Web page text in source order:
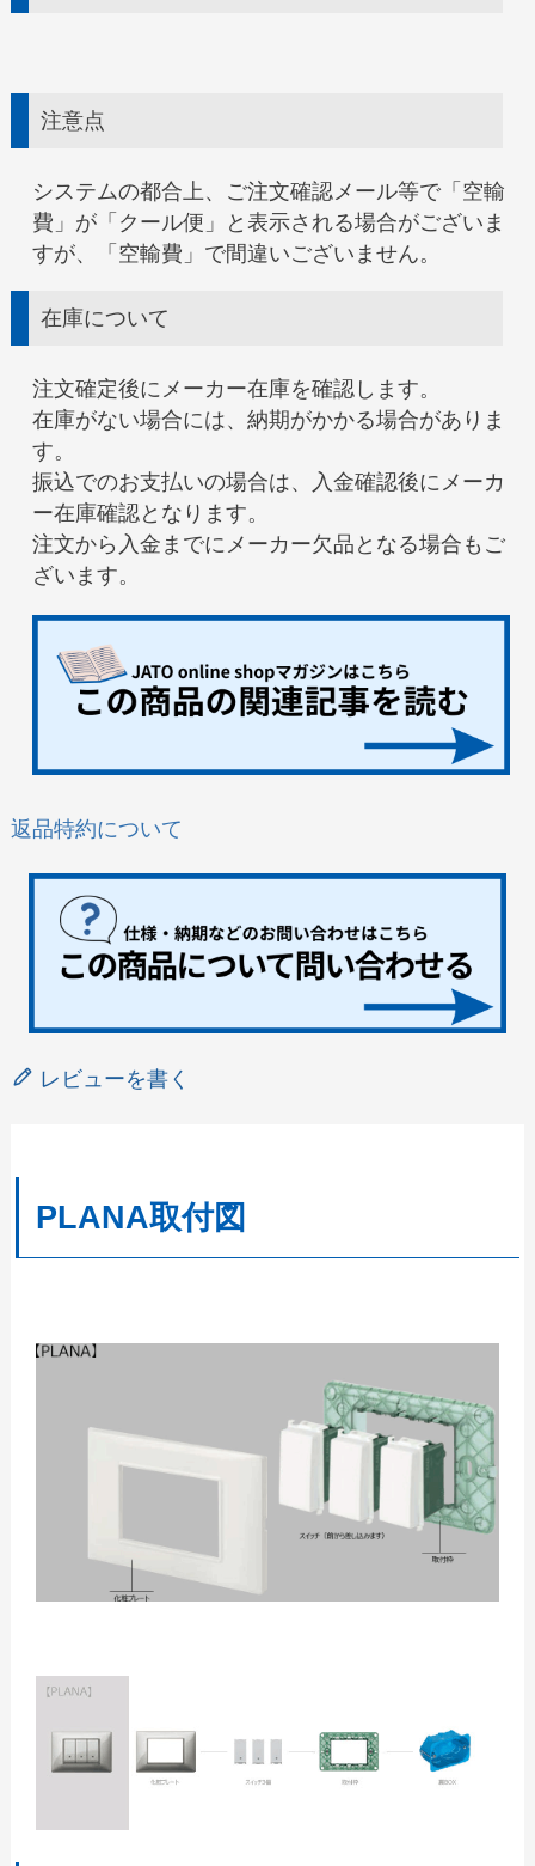
注意点
システムの都合上、ご注文確認メール等で「空輸
費」が「クール便」と表示される場合がございま
すが、「空輸費」で間違いございません。
在庫について
注文確定後にメーカー在庫を確認します。
在庫がない場合には、納期がかかる場合がありま
す。
振込でのお支払いの場合は、入金確認後にメーカ
ー在庫確認となります。
注文から入金までにメーカー欠品となる場合もご
ざいます。
返品特約について
レビューを書く
PLANA取付図